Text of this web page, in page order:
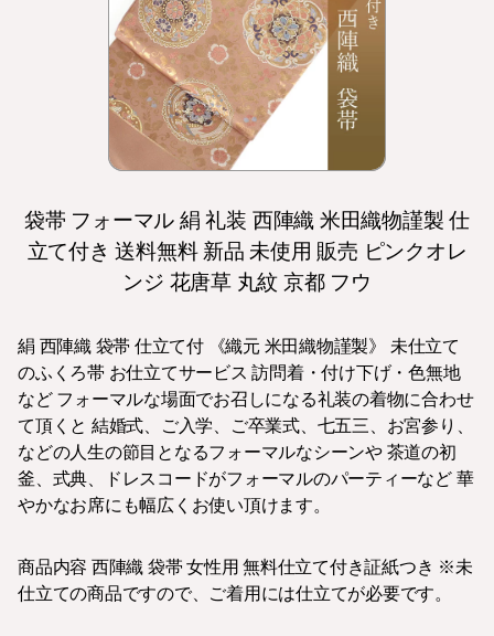
袋帯 フォーマル 絹 礼装 西陣織 米田織物謹製 仕
立て付き 送料無料 新品 未使用 販売 ピンクオレ
ンジ 花唐草 丸紋 京都 フウ
絹 西陣織 袋帯 仕立て付 《織元 米田織物謹製》 未仕立て
のふくろ帯 お仕立てサービス 訪問着・付け下げ・色無地
など フォーマルな場面でお召しになる礼装の着物に合わせ
て頂くと 結婚式、ご入学、ご卒業式、七五三、お宮参り、
などの人生の節目となるフォーマルなシーンや 茶道の初
釜、式典、ドレスコードがフォーマルのパーティーなど 華
やかなお席にも幅広くお使い頂けます。
商品内容 西陣織 袋帯 女性用 無料仕立て付き証紙つき ※未
仕立ての商品ですので、ご着用には仕立てが必要です。